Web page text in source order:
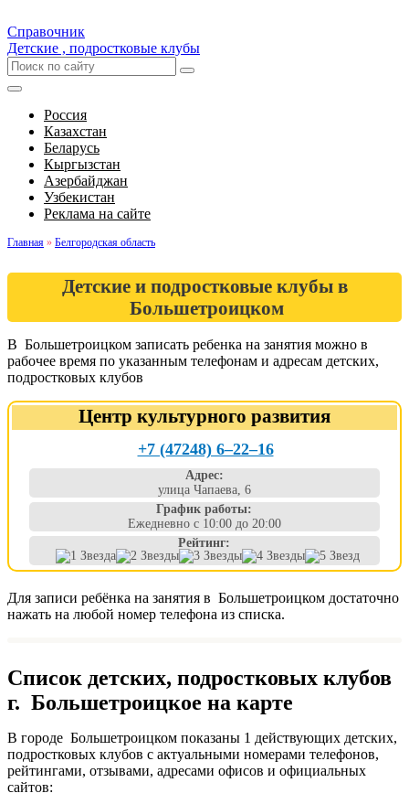
Справочник
Детские , подростковые клубы
Россия
Казахстан
Беларусь
Кыргызстан
Азербайджан
Узбекистан
Реклама на сайте
Главная » Белгородская область
Детские и подростковые клубы в
Большетроицком
В Большетроицком записать ребенка на занятия можно в
рабочее время по указанным телефонам и адресам детских,
подростковых клубов
Центр культурного развития
+7 (47248) 6‒22‒16
Адрес:
улица Чапаева, 6
График работы:
Ежедневно с 10:00 до 20:00
Рейтинг:
Для записи ребёнка на занятия в Большетроицком достаточно
нажать на любой номер телефона из списка.
Список детских, подростковых клубов
г. Большетроицкое на карте
В городе Большетроицком показаны 1 действующих детских,
подростковых клубов с актуальными номерами телефонов,
рейтингами, отзывами, адресами офисов и официальных
сайтов: